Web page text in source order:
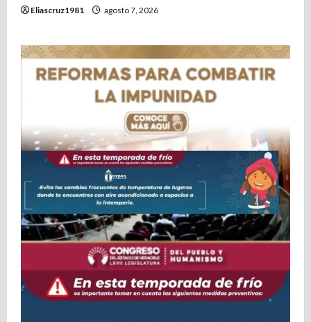
Eliascruz1981 agosto 7, 2026